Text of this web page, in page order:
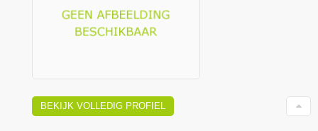
BEKIJK VOLLEDIG PROFIEL